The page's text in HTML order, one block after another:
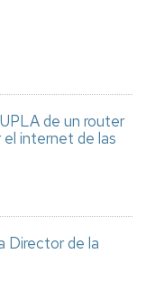
de un router
internet de las
Director de la